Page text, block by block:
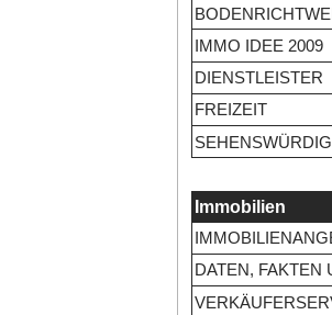
IMMO IDEE 2009
DIENSTLEISTER
FREIZEIT
Immobilien
DATEN, FAKTEN